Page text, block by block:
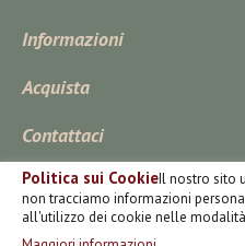
Politica sui CookieIl nostro sito
non tracciamo informazioni
all'utilizzo dei cookie nelle
Informazioni
Acquista
Contattaci
Iscriviti Alla Newsletter